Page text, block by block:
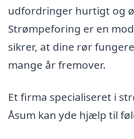
udfordringer hurtigt og
Strømpeforing er en
sikrer, at dine rør
mange år fremover.
Et firma specialiseret i
Åsum kan yde hjælp til